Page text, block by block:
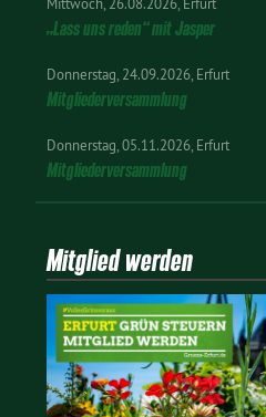
Mittwoch 26.08.2026 Erfurt
„Lass uns reden“ mit Jasper
Donnerstag 24.09.2026 Erfurt
Mitgliederversammlung
Donnerstag 05.11.2026 Erfurt
Mitgliederversammlung
Mitglied werden